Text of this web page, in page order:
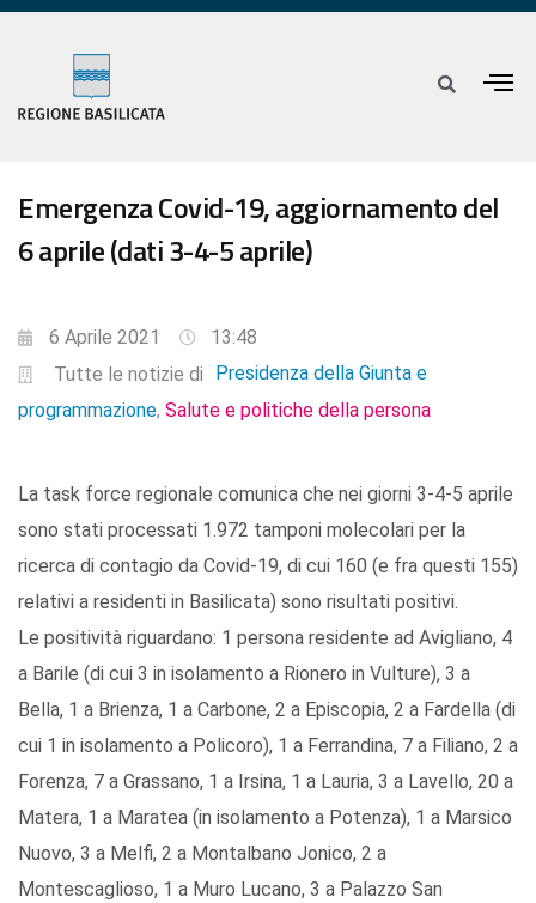
Emergenza Covid-19, aggiornamento del
6 aprile (dati 3-4-5 aprile)
6 Aprile 2021
13:48
Tutte le notizie di
Presidenza della Giunta e
programmazione, Salute e politiche della persona
La task force regionale comunica che nei giorni 3-4-5 aprile
sono stati processati 1.972 tamponi molecolari per la
ricerca di contagio da Covid-19, di cui 160 (e fra questi 155)
relativi a residenti in Basilicata) sono risultati positivi.
Le positività riguardano: 1 persona residente ad Avigliano, 4
a Barile (di cui 3 in isolamento a Rionero in Vulture), 3 a
Bella, 1 a Brienza, 1 a Carbone, 2 a Episcopia, 2 a Fardella (di
cui 1 in isolamento a Policoro), 1 a Ferrandina, 7 a Filiano, 2 a
Forenza, 7 a Grassano, 1 a Irsina, 1 a Lauria, 3 a Lavello, 20 a
Matera, 1 a Maratea (in isolamento a Potenza), 1 a Marsico
Nuovo, 3 a Melfi, 2 a Montalbano Jonico, 2 a
Montescaglioso, 1 a Muro Lucano, 3 a Palazzo San